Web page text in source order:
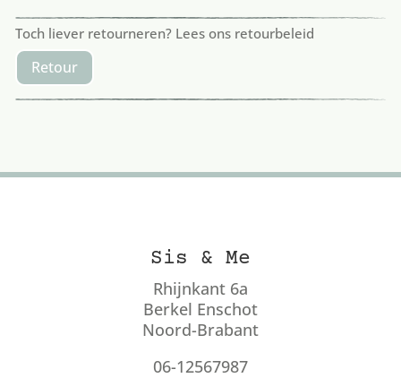
Toch liever retourneren? Lees ons retourbeleid
Retour
Sis & Me
Rhijnkant 6a
Berkel Enschot
Noord-Brabant
06-12567987